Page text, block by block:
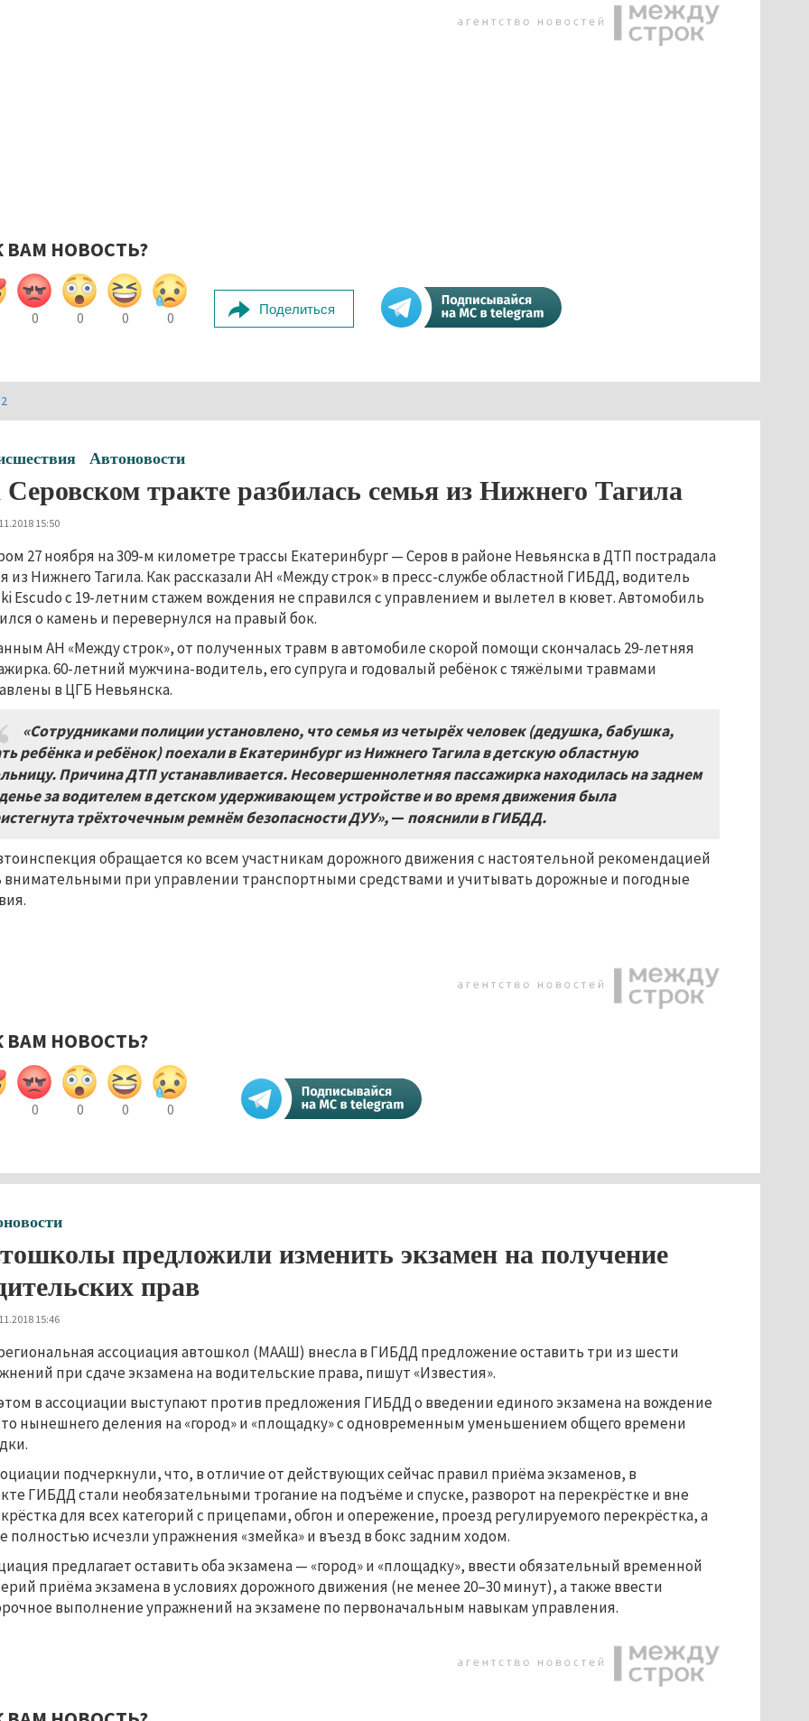
ВАМ НОВОСТЬ?
0 0 0 0
Поделиться
Автоновости
тракте разбилась семья из Нижнего Тагила
15:50
27 ноября на 309-м километре трассы Екатеринбург — Серов в районе Невьянска в ДТП пострадала
из Нижнего Тагила. Как рассказали АН «Между строк» в пресс-службе областной ГИБДД, водитель
Escudo с 19-летним стажем вождения не справился с управлением и вылетел в кювет. Автомобиль
о камень и перевернулся на правый бок.
АН «Между строк», от полученных травм в автомобиле скорой помощи скончалась 29-летняя
60-летний мужчина-водитель, его супруга и годовалый ребёнок с тяжёлыми травмами
в ЦГБ Невьянска.
«Сотрудниками полиции установлено, что семья из четырёх человек (дедушка, бабушка,
ребёнка и ребёнок) поехали в Екатеринбург из Нижнего Тагила в детскую областную
Причина ДТП устанавливается. Несовершеннолетняя пассажирка находилась на заднем
за водителем в детском удерживающем устройстве и во время движения была
трёхточечным ремнём безопасности ДУУ»,— пояснили в ГИБДД.
обращается ко всем участникам дорожного движения с настоятельной рекомендацией
внимательными при управлении транспортными средствами и учитывать дорожные и погодные
ВАМ НОВОСТЬ?
0 0 0 0
предложили изменить экзамен на получение
прав
15:46
ассоциация автошкол (МААШ) внесла в ГИБДД предложение оставить три из шести
при сдаче экзамена на водительские права, пишут «Известия».
в ассоциации выступают против предложения ГИБДД о введении единого экзамена на вождение
нынешнего деления на «город» и «площадку» с одновременным уменьшением общего времени
подчеркнули, что, в отличие от действующих сейчас правил приёма экзаменов, в
ГИБДД стали необязательными трогание на подъёме и спуске, разворот на перекрёстке и вне
для всех категорий с прицепами, обгон и опережение, проезд регулируемого перекрёстка, а
полностью исчезли упражнения «змейка» и въезд в бокс задним ходом.
предлагает оставить оба экзамена — «город» и «площадку», ввести обязательный временной
приёма экзамена в условиях дорожного движения (не менее 20–30 минут), а также ввести
выполнение упражнений на экзамене по первоначальным навыкам управления.